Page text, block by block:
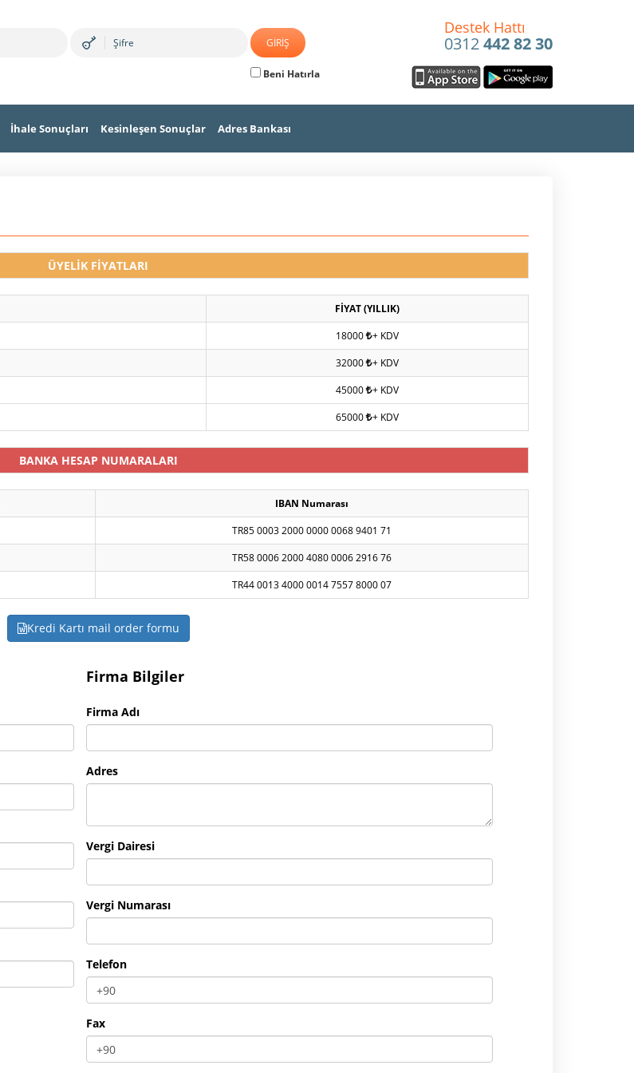
Beni Hatırla
Destek Hattı
0312442 82 30
İhale Sonuçları Kesinleşen Sonuçlar Adres Bankası
ÜYELİK FİYATLARI
FİYAT (YILLIK)
18000 + KDV
32000 + KDV
45000 + KDV
65000 + KDV
BANKA HESAP NUMARALARI
IBAN Numarası
TR85 0003 2000 0000 0068 9401 71
TR58 0006 2000 4080 0006 2916 76
TR44 0013 4000 0014 7557 8000 07
Kredi Kartı mail order formu
Firma Bilgiler
Firma Adı
Adres
Vergi Dairesi
Vergi Numarası
Telefon
Fax